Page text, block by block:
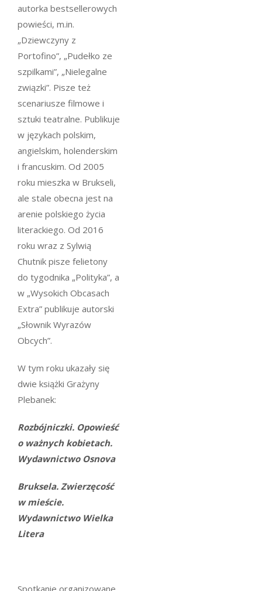
autorka bestsellerowych
powieści, m.in.
„Dziewczyny z
Portofino”, „Pudełko ze
szpilkami”, „Nielegalne
związki”. Pisze też
scenariusze filmowe i
sztuki teatralne. Publikuje
w językach polskim,
angielskim, holenderskim
i francuskim. Od 2005
roku mieszka w Brukseli,
ale stale obecna jest na
arenie polskiego życia
literackiego. Od 2016
roku wraz z Sylwią
Chutnik pisze felietony
do tygodnika „Polityka”, a
w „Wysokich Obcasach
Extra” publikuje autorski
„Słownik Wyrazów
Obcych”.
W tym roku ukazały się
dwie książki Grażyny
Plebanek:
Rozbójniczki. Opowieść
o ważnych kobietach.
Wydawnictwo Osnova
Bruksela. Zwierzęcość
w mieście.
Wydawnictwo Wielka
Litera